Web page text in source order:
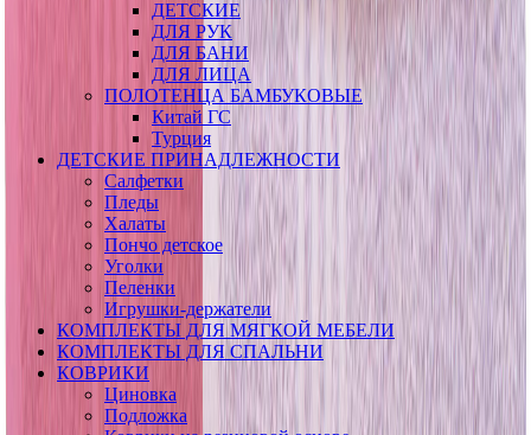
ДЕТСКИЕ
ДЛЯ РУК
ДЛЯ БАНИ
ДЛЯ ЛИЦА
ПОЛОТЕНЦА БАМБУКОВЫЕ
Китай ГС
Турция
ДЕТСКИЕ ПРИНАДЛЕЖНОСТИ
Салфетки
Пледы
Халаты
Пончо детское
Уголки
Пеленки
Игрушки-держатели
КОМПЛЕКТЫ ДЛЯ МЯГКОЙ МЕБЕЛИ
КОМПЛЕКТЫ ДЛЯ СПАЛЬНИ
КОВРИКИ
Циновка
Подложка